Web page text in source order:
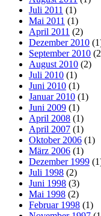
Juli 2011 (1)
Mai 2011 (1)
April 2011 (2)
Dezember 2010
September 2010
August 2010 (2)
Juli 2010 (1)
Juni 2010 (1)
Januar 2010 (1)
Juni 2009 (1)
April 2008 (1)
April 2007 (1)
Oktober 2006 (1)
März 2006 (1)
Dezember 1999
Juli 1998 (2)
Juni 1998 (3)
Mai 1998 (2)
Februar 1998 (1)